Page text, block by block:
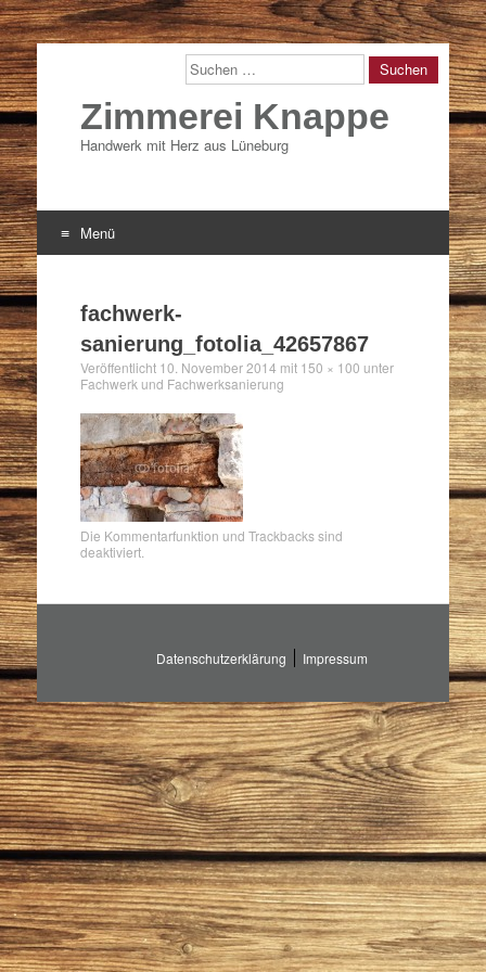
Suchen
Zimmerei Knappe
Handwerk mit Herz aus Lüneburg
Menü
springenfachwerk-
sanierung_fotolia_42657867
Veröffentlicht 10. November 2014 mit 150 × 100 unter
Fachwerk und Fachwerksanierung
Die Kommentarfunktion und Trackbacks sind
deaktiviert.
Datenschutzerklärung Impressum